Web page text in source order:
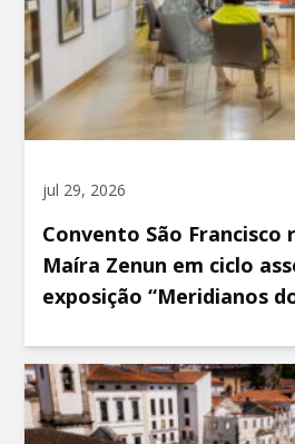
jul 29, 2026
Convento São Francisco
Maíra Zenun em ciclo
exposição “Meridianos